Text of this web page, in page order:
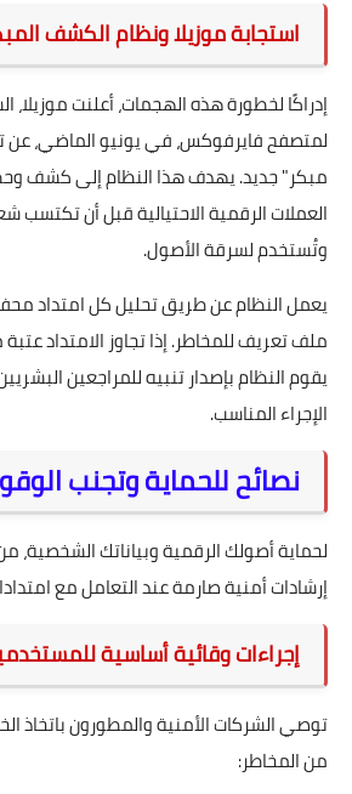
استجابة موزيلا ونظام الكشف
إدراكًا لخطورة هذه الهجمات، أعلنت موزيلا،
لمتصفح فايرفوكس، في يونيو الماضي،
مبكر" جديد. يهدف هذا النظام إلى كشف
العملات الرقمية الاحتيالية قبل أن
وتُستخدم لسرقة الأصول.
يعمل النظام عن طريق تحليل كل امتداد
ملف تعريف للمخاطر. إذا تجاوز الامتداد
يقوم النظام بإصدار تنبيه للمراجعين
الإجراء المناسب.
نصائح للحماية وتجنب
لحماية أصولك الرقمية وبياناتك الشخصية،
إرشادات أمنية صارمة عند التعامل مع
إجراءات وقائية أساسية
توصي الشركات الأمنية والمطورون باتخاذ
من المخاطر: